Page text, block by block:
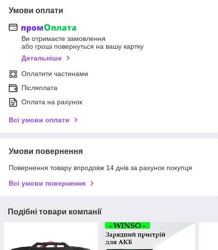
Умови оплати
Ви отримаєте замовлення
або гроші повернуться на вашу картку
Детальніше
Оплатити частинами
Післяплата
Оплата на рахунок
Всі умови оплати
Умови повернення
Повернення товару впродовж 14 днів за рахунок покупця
Всі умови повернення
Подібні товари компанії